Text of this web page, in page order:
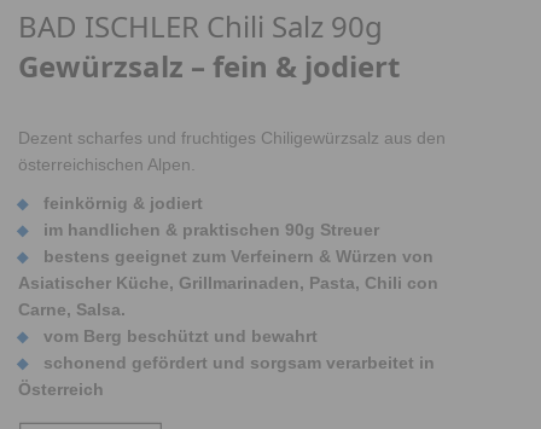
BAD ISCHLER Chili Salz 90g
Gewürzsalz – fein & jodiert
Dezent scharfes und fruchtiges Chiligewürzsalz aus den
österreichischen Alpen.
feinkörnig & jodiert
im handlichen & praktischen 90g Streuer
bestens geeignet zum Verfeinern & Würzen von
Asiatischer Küche, Grillmarinaden, Pasta, Chili con
Carne, Salsa.
vom Berg beschützt und bewahrt
schonend gefördert und sorgsam verarbeitet in
Österreich